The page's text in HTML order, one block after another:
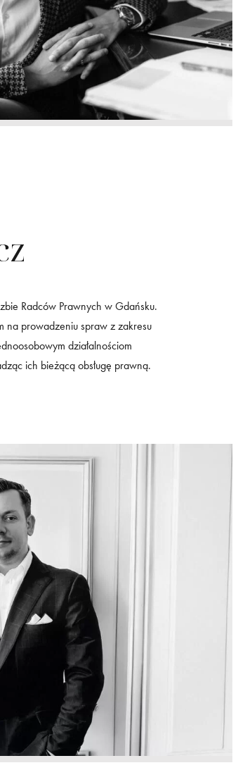
Radców Prawnych w Gdańsku.
na prowadzeniu spraw z zakresu
działalnościom
ich bieżącą obsługę prawną.